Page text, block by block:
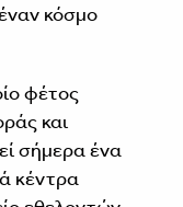
κόσμο
φέτος
και
σήμερα ένα
κέντρα